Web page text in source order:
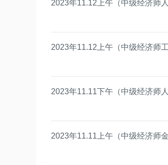
2023年11.12上午（中级经济师
2023年11.12上午（中级经济师
2023年11.11下午（中级经济师
2023年11.11上午（中级经济师